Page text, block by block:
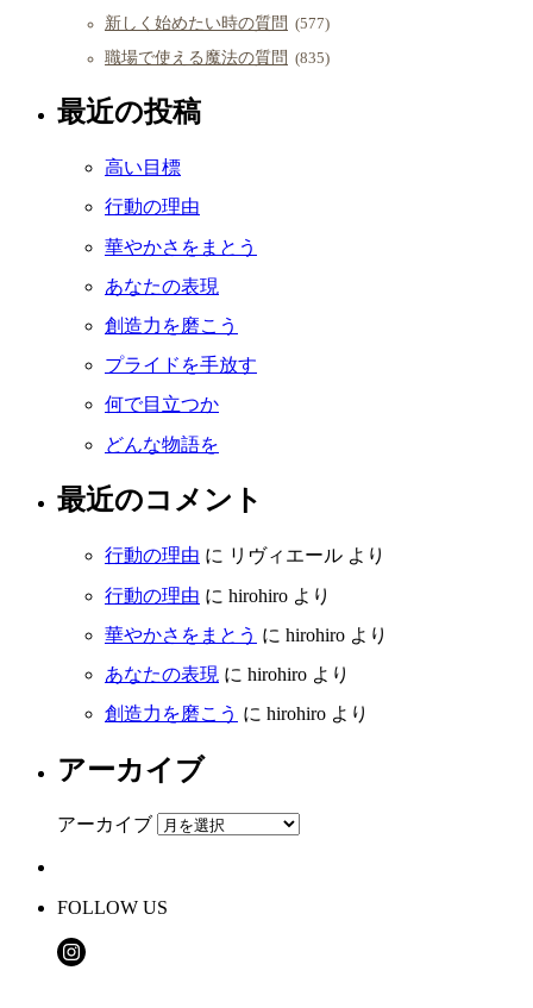
新しく始めたい時の質問 (577)
職場で使える魔法の質問 (835)
最近の投稿
高い目標
行動の理由
華やかさをまとう
あなたの表現
創造力を磨こう
プライドを手放す
何で目立つか
どんな物語を
最近のコメント
行動の理由 に リヴィエール より
行動の理由 に hirohiro より
華やかさをまとう に hirohiro より
あなたの表現 に hirohiro より
創造力を磨こう に hirohiro より
アーカイブ
アーカイブ
FOLLOW US